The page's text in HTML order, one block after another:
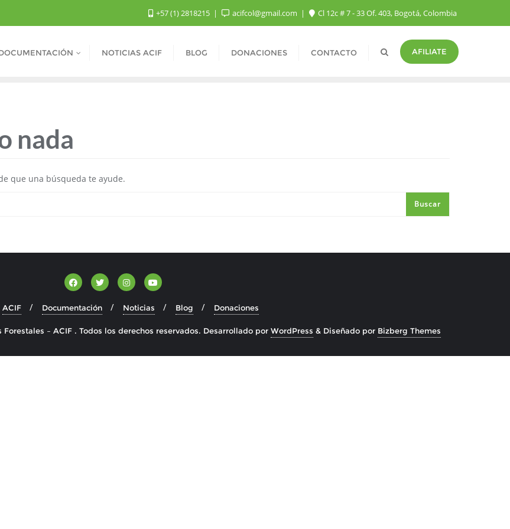
+57 (1) 2818215 acifcol@gmail.com Cl 12c # 7 - 33 Of. 403, Bogotá, Colombia
NOTICIAS ACIF BLOG DONACIONES CONTACTO AFILIATE
nada
que una búsqueda te ayude.
ACIF Documentación Noticias Blog Donaciones
– ACIF . Todos los derechos reservados. Desarrollado por WordPress & Diseñado por Bizberg Themes